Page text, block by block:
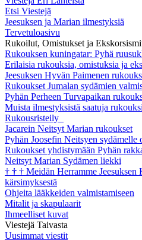
Etsi Viestejä
Jeesuksen ja Marian ilmestyksiä
Tervetuloasivu
Rukoilut, Omistukset ja
Rukouksen kuningatar: Pyhä
Erilaisia rukouksia, omistuksia ja
Jeesuksen Hyvän Paimenen
Rukoukset Jumalan sydämien
Pyhän Perheen Turvapaikan
Muista ilmestyksistä saatuja
Rukousristeily
Jacarein Neitsyt Marian rukoukset
Pyhän Joosefin Neitsyen sydämelle
Rukoukset yhdistymään Pyhän
Neitsyt Marian Sydämen liekki
† † † Meidän Herramme Jeesuksen
kärsimyksestä
Ohjeita lääkkeiden valmistamiseen
Mitalit ja skapulaarit
Ihmeelliset kuvat
Viestejä Taivasta
Uusimmat viestit